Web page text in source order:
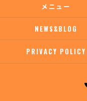
メニュー
NEWS&BLOG
PRIVACY POLICY